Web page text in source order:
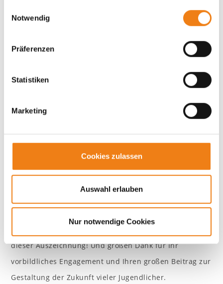
Notwendig
Präferenzen
Statistiken
Marketing
Cookies zulassen
Auswahl erlauben
Nur notwendige Cookies
zukunftsorientierte Ausbildung im Handwerk. Kein
„Lehrling des Monats“ durch die Handwerkskammer
Unternehmen ehrenamtliches Engagement in der
Heimatregion – kooperiert mit Schulen, Kitas und
Jugendeinrichtungen, unterstützt regionale
Sportgemeinschaften und trägt aktiv zur Entwicklung
Storkow zu verleihen. Herzlichen Glückwunsch zu
dieser Auszeichnung! Und großen Dank für Ihr
vorbildliches Engagement und Ihren großen Beitrag zur
Gestaltung der Zukunft vieler Jugendlicher.